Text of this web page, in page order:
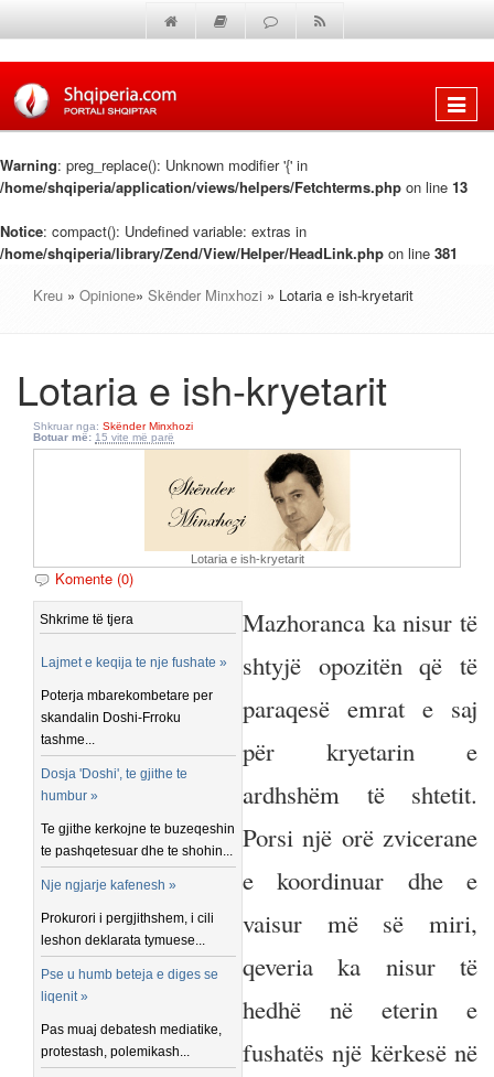
Shfaq
Warning: preg_replace(): Unknown modifier '{' in
/home/shqiperia/application/views/helpers/Fetchterms.php on line 13
Notice: compact(): Undefined variable: extras in
/home/shqiperia/library/Zend/View/Helper/HeadLink.php on line 381
Kreu » Opinione» Skënder Minxhozi » Lotaria e ish-kryetarit
Lotaria e ish-kryetarit
Shkruar nga: Skënder Minxhozi
Botuar më: 15 vite më parë
Lotaria e ish-kryetarit
Komente (0)
Shkrime të tjera
Lajmet e keqija te nje fushate »
Poterja mbarekombetare per
skandalin Doshi-Frroku
tashme...
Dosja 'Doshi', te gjithe te
humbur »
Te gjithe kerkojne te buzeqeshin
te pashqetesuar dhe te shohin...
Nje ngjarje kafenesh »
Prokurori i pergjithshem, i cili
leshon deklarata tymuese...
Pse u humb beteja e diges se
liqenit »
Pas muaj debatesh mediatike,
protestash, polemikash...
Mazhoranca ka nisur të
shtyjë opozitën që të
paraqesë emrat e saj
për kryetarin e
ardhshëm të shtetit.
Porsi një orë zvicerane
e koordinuar dhe e
vaisur më së miri,
qeveria ka nisur të
hedhë në eterin e
fushatës një kërkesë në